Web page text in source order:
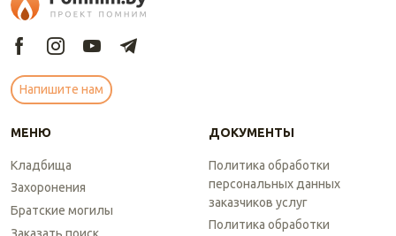
Напишите нам
МЕНЮ
Кладбища
Захоронения
Братские могилы
ДОКУМЕНТЫ
Политика обработки
персональных данных
заказчиков услуг
Политика обработки